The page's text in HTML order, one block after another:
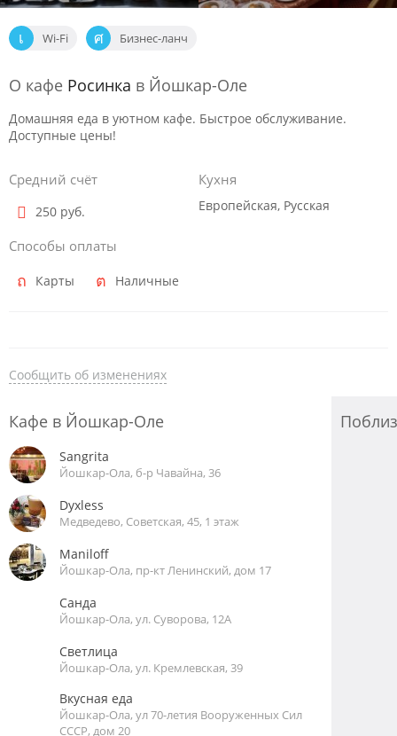
Wi-Fi Бизнес-ланч
О кафе Росинка в Йошкар-Оле
Домашняя еда в уютном кафе. Быстрое обслуживание.
Доступные цены!
Средний счёт
250 руб.
Способы оплаты
Карты Наличные
Кухня
Европейская, Русская
Сообщить об изменениях
Кафе в Йошкар-Оле
Sangrita
Йошкар-Ола, б-р Чавайна, 36
Dyxless
Медведево, Советская, 45, 1 этаж
Maniloff
Йошкар-Ола, пр-кт Ленинский, дом 17
Санда
Йошкар-Ола, ул. Суворова, 12А
Светлица
Йошкар-Ола, ул. Кремлевская, 39
Вкусная еда
Йошкар-Ола, ул 70-летия Вооруженных Сил
СССР, дом 20